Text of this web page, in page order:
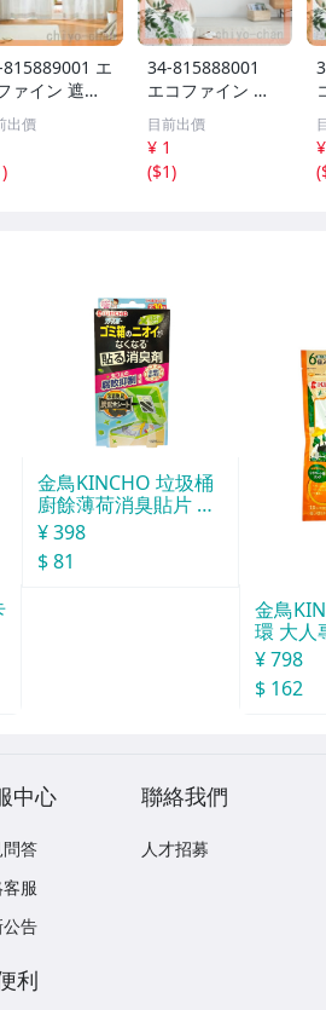
エ
ァイン 遮熱
Ｖカット オ
メント柄 レ
カーテン２枚
１００×１７
出價
)
34-815888001
エコファイン 遮
熱＆ＵＶカット
オーナメント柄
レースカーテン２
枚組 ＜１００×１
目前出價
¥ 1
($1)
(
金鳥KINCHO 垃圾桶
廚餘薄荷消臭貼片 約
30天分
¥ 398
$ 81
金鳥
環 大人
¥ 798
$ 162
中心
答
服
告
聯絡我們
人才招募
利